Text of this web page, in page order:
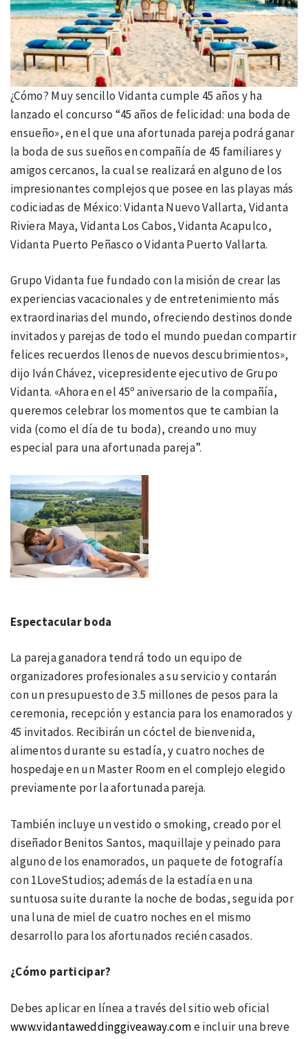
¿Cómo? Muy sencillo Vidanta cumple 45 años y ha
lanzado el concurso “45 años de felicidad: una boda de
ensueño», en el que una afortunada pareja podrá ganar
la boda de sus sueños en compañía de 45 familiares y
amigos cercanos, la cual se realizará en alguno de los
impresionantes complejos que posee en las playas más
codiciadas de México: Vidanta Nuevo Vallarta, Vidanta
Riviera Maya, Vidanta Los Cabos, Vidanta Acapulco,
Vidanta Puerto Peñasco o Vidanta Puerto Vallarta.
Grupo Vidanta fue fundado con la misión de crear las
experiencias vacacionales y de entretenimiento más
extraordinarias del mundo, ofreciendo destinos donde
invitados y parejas de todo el mundo puedan compartir
felices recuerdos llenos de nuevos descubrimientos»,
dijo Iván Chávez, vicepresidente ejecutivo de Grupo
Vidanta. «Ahora en el 45º aniversario de la compañía,
queremos celebrar los momentos que te cambian la
vida (como el día de tu boda), creando uno muy
especial para una afortunada pareja”.
Espectacular boda
La pareja ganadora tendrá todo un equipo de
organizadores profesionales a su servicio y contarán
con un presupuesto de 3.5 millones de pesos para la
ceremonia, recepción y estancia para los enamorados y
45 invitados. Recibirán un cóctel de bienvenida,
alimentos durante su estadía, y cuatro noches de
hospedaje en un Master Room en el complejo elegido
previamente por la afortunada pareja.
También incluye un vestido o smoking, creado por el
diseñador Benitos Santos, maquillaje y peinado para
alguno de los enamorados, un paquete de fotografía
con 1LoveStudios; además de la estadía en una
suntuosa suite durante la noche de bodas, seguida por
una luna de miel de cuatro noches en el mismo
desarrollo para los afortunados recién casados.
¿Cómo participar?
Debes aplicar en línea a través del sitio web oficial
www.vidantaweddinggiveaway.come incluir una breve